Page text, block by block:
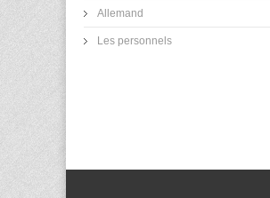
Allemand
Les personnels